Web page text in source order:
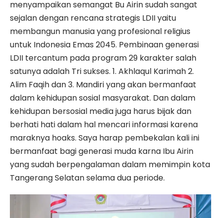
menyampaikan semangat Bu Airin sudah sangat
sejalan dengan rencana strategis LDII yaitu
membangun manusia yang profesional religius
untuk Indonesia Emas 2045. Pembinaan generasi
LDII tercantum pada program 29 karakter salah
satunya adalah Tri sukses. 1. Akhlaqul Karimah 2.
Alim Faqih dan 3. Mandiri yang akan bermanfaat
dalam kehidupan sosial masyarakat. Dan dalam
kehidupan bersosial media juga harus bijak dan
berhati hati dalam hal mencari informasi karena
maraknya hoaks. Saya harap pembekalan kali ini
bermanfaat bagi generasi muda karna Ibu Airin
yang sudah berpengalaman dalam memimpin kota
Tangerang Selatan selama dua periode.